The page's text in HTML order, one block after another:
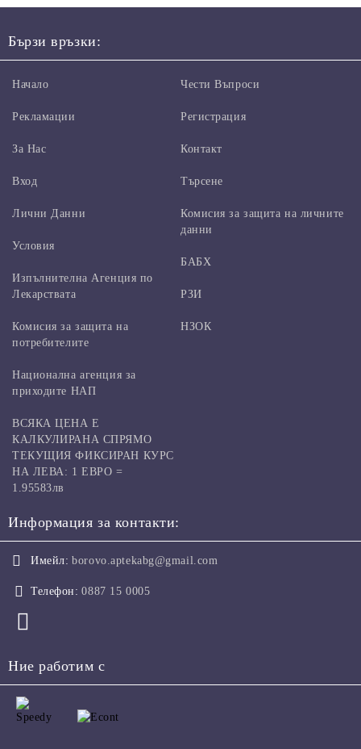
Бързи връзки:
Начало
Рекламации
За Нас
Вход
Чести Въпроси
Регистрация
Контакт
Търсене
Лични Данни
Условия
Изпълнителна Агенция по
Лекарствата
Комисия за защита на
потребителите
Комисия за защита на личните
данни
БАБХ
РЗИ
НЗОК
Национална агенция за
приходите НАП
ВСЯКА ЦЕНА Е
КАЛКУЛИРАНА СПРЯМО
ТЕКУЩИЯ ФИКСИРАН КУРС
НА ЛЕВА: 1 ЕВРО =
1.95583лв
Информация за контакти:
Имейл: borovo.aptekabg@gmail.com
Телефон: 0887 15 0005
Ние работим с